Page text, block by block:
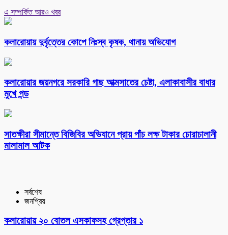
এ সম্পর্কিত আরও খবর
কলারোয়ায় দুর্বৃত্তের কোপে নিঃস্ব কৃষক, থানায় অভিযোগ
কলারোয়ার জয়নগরে সরকারি গাছ আত্মসাতের চেষ্টা, এলাকাবাসীর বাধার
মুখে পন্ড
সাতক্ষীরা সীমান্তে বিজিবির অভিযানে প্রায় পাঁচ লক্ষ টাকার চোরাচালানী
মালামাল আটক
সর্বশেষ
জনপ্রিয়
কলারোয়ায় ২০ বোতল এসকাফসহ গ্রেপ্তার ১